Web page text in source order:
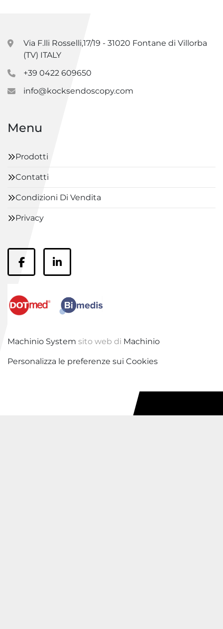
Via F.lli Rosselli,17/19 - 31020 Fontane di Villorba
(TV) ITALY
+39 0422 609650
info@kocksendoscopy.com
Menu
Prodotti
Contatti
Condizioni Di Vendita
Privacy
FacebookLinkedIn
Machinio System sito web di Machinio
Personalizza le preferenze sui Cookies